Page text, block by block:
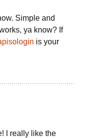
Simple and
ya know? If
is your
I really like the